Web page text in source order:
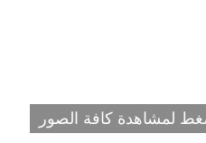
لمشاهدة كافة الصور